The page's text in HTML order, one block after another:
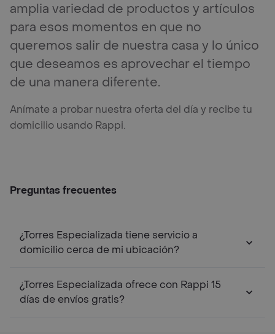
amplia variedad de productos y artículos
para esos momentos en que no
queremos salir de nuestra casa y lo único
que deseamos es aprovechar el tiempo
de una manera diferente.
Anímate a probar nuestra oferta del día y recibe tu
domicilio usando Rappi.
Preguntas frecuentes
¿Torres Especializada tiene servicio a
domicilio cerca de mi ubicación?
¿Torres Especializada ofrece con Rappi 15
días de envíos gratis?